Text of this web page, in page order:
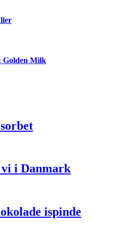
Golden Milk
vi i Danmark
ispinde